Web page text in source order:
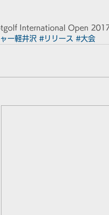
International Open 2017
ー軽井沢 #リリース #大会